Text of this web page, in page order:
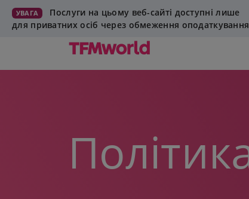
УВАГА
Послуги на цьому веб-сайті доступні лише
для приватних осіб через обмеження